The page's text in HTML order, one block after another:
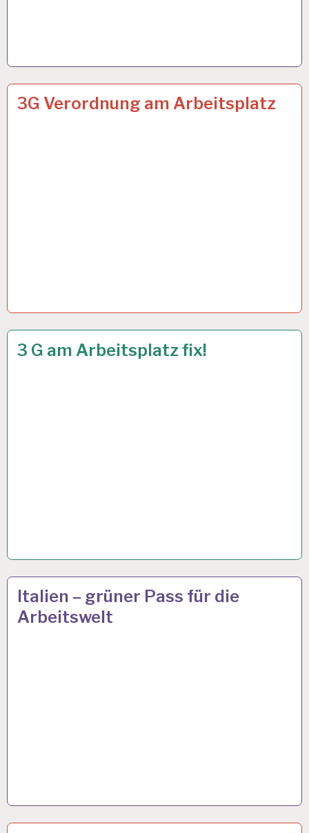
ARBEIT
UND
3G Verordnung am Arbeitsplatz
26 OKT. 2021
50PLUS…
3 G am Arbeitsplatz fix!
19 OKT. 2021
50PLUS…
Italien – grüner Pass für die
Arbeitswelt
15 OKT. 2021